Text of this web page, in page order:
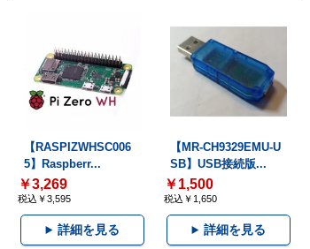
【RASPIZWHSC006
5】Raspberr...
￥3,269
税込￥3,595
詳細を見る
【MR-CH9329EMU-U
SB】USB接続版...
￥1,500
税込￥1,650
詳細を見る